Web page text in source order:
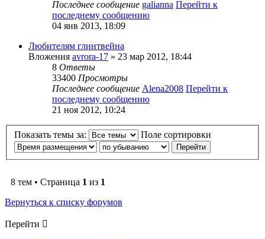
Последнее сообщение galianna Перейти к
последнему сообщению
04 янв 2013, 18:09
Любителям глинтвейна
Вложения avrora-17 » 23 мар 2012, 18:44
8 Ответы
33400 Просмотры
Последнее сообщение Alena2008 Перейти к
последнему сообщению
21 ноя 2012, 10:24
Показать темы за: Поле сортировки
8 тем • Страница 1 из 1
Вернуться к списку форумов
Перейти